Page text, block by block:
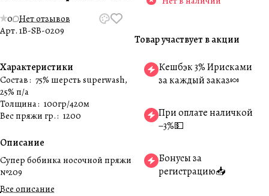
0 Нет отзывов
Арт. 1B-SB-0209
Характеристики
Состав: 75% шерсть superwash,
25% п/а
Толщина: 100гр/420м
Вес пряжи гр.: 1200
Описание
Супер бобинка носочной пряжи
№209
Все описание
Товар участвует в акции
Кешбэк 3% Ирисками
за каждый заказ🍬
При оплате наличкой
−3%💵
Бонусы за
регистрацию📥